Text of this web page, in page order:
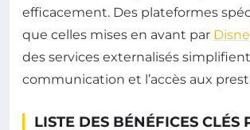
efficacement. Des plateformes
que celles mises en avant par
des services externalisés
communication et l’accès aux
LISTE DES BÉNÉFICES CLÉS